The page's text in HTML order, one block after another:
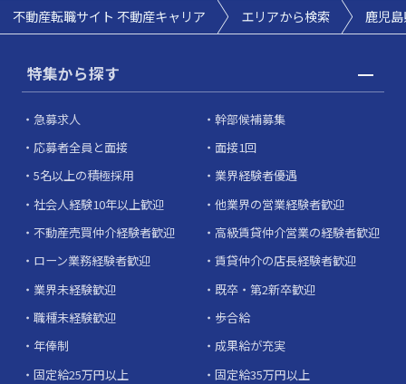
不動産転職サイト 不動産キャリア エリアから検索 鹿児
特集から探す
急募求人
幹部候補募集
応募者全員と面接
面接1回
5名以上の積極採用
業界経験者優遇
社会人経験10年以上歓迎
他業界の営業経験者歓迎
不動産売買仲介経験者歓迎
高級賃貸仲介営業の経験者歓迎
ローン業務経験者歓迎
賃貸仲介の店長経験者歓迎
業界未経験歓迎
既卒・第2新卒歓迎
職種未経験歓迎
歩合給
年俸制
成果給が充実
固定給25万円以上
固定給35万円以上